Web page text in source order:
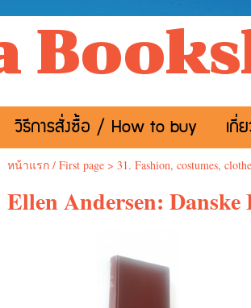
วิธีการสั่งซื้อ / How to buy เกี่
หน้าแรก / First page> 31. Fashion, costumes,
Ellen Andersen: